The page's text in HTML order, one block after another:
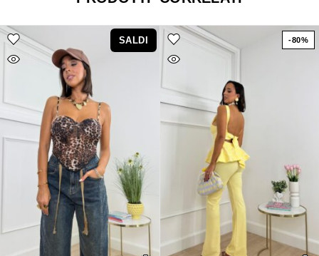
SALDI -80%